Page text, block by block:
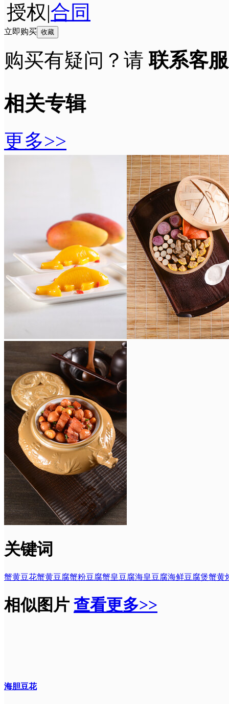
授权|合同
立即购买 收藏
购买有疑问？请联系客服
相关专辑
更多>>
关键词
蟹黄豆花蟹黄豆腐蟹粉豆腐蟹皇豆腐海皇豆腐海鲜豆腐煲蟹黄
相似图片 查看更多>>
海胆豆花